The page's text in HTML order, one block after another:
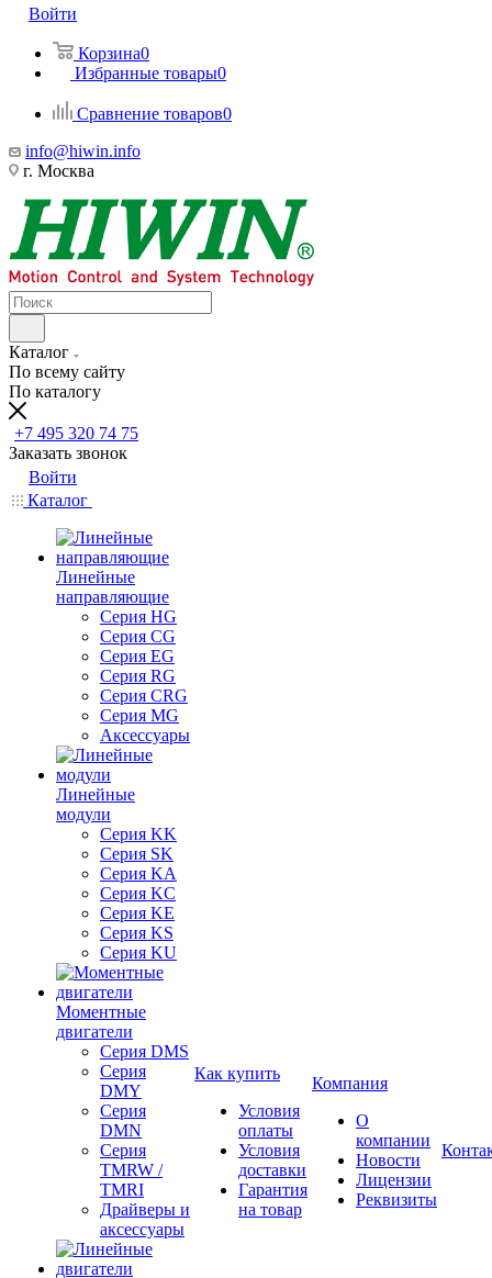
Войти
Корзина0
Избранные товары0
Сравнение товаров0
info@hiwin.info
г. Москва
Каталог
По всему сайту
По каталогу
+7 495 320 74 75
Заказать звонок
Войти
Каталог
Линейные
направляющие
Серия HG
Серия CG
Серия EG
Серия RG
Серия CRG
Серия MG
Аксессуары
Линейные
модули
Серия KK
Серия SK
Серия KA
Серия KC
Серия KE
Серия KS
Серия KU
Моментные
двигатели
Серия DMS
Серия
DMY
Серия
DMN
Серия
TMRW /
TMRI
Драйверы и
аксессуары
Как купить
Условия
оплаты
Условия
доставки
Гарантия
на товар
Компания
О
компании
Новости
Лицензии
Реквизиты